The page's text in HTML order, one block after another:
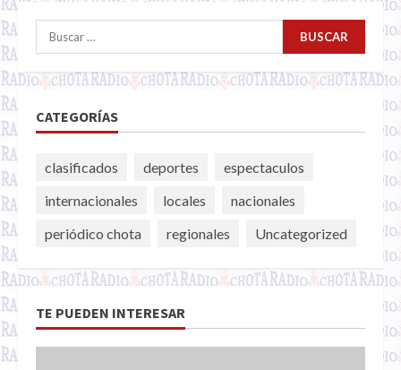
Buscar:
CATEGORÍAS
clasificados deportes
espectaculos
internacionales
locales
nacionales
periódico chota
regionales Uncategorized
TE PUEDEN INTERESAR